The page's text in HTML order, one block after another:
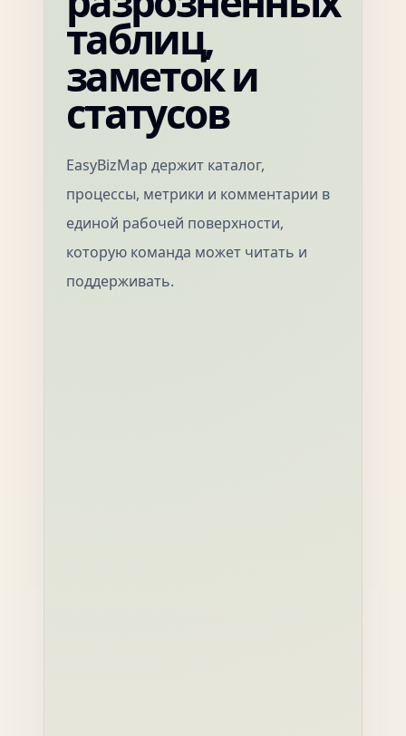
таблиц,
заметок и
статусов
EasyBizMap держит каталог,
процессы, метрики и комментарии в
единой рабочей поверхности,
которую команда может читать и
поддерживать.